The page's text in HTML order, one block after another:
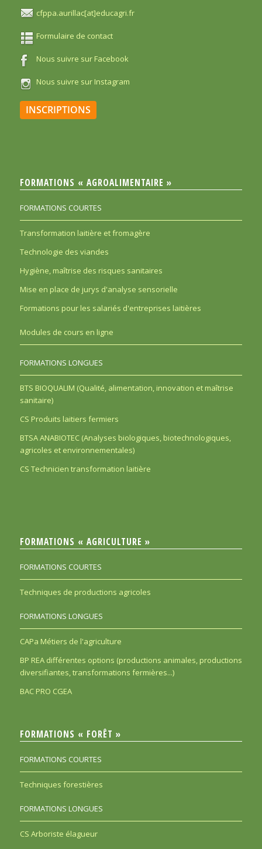
cfppa.aurillac[at]educagri.fr
Formulaire de contact
Nous suivre sur Facebook
Nous suivre sur Instagram
INSCRIPTIONS
FORMATIONS « AGROALIMENTAIRE »
FORMATIONS COURTES
Transformation laitière et fromagère
Technologie des viandes
Hygiène, maîtrise des risques sanitaires
Mise en place de jurys d'analyse sensorielle
Formations pour les salariés d'entreprises laitières
Modules de cours en ligne
FORMATIONS LONGUES
BTS BIOQUALIM (Qualité, alimentation, innovation et maîtrise
sanitaire)
CS Produits laitiers fermiers
BTSA ANABIOTEC (Analyses biologiques, biotechnologiques,
agricoles et environnementales)
CS Technicien transformation laitière
FORMATIONS « AGRICULTURE »
FORMATIONS COURTES
Techniques de productions agricoles
FORMATIONS LONGUES
CAPa Métiers de l'agriculture
BP REA différentes options (productions animales, productions
diversifiantes, transformations fermières...)
BAC PRO CGEA
FORMATIONS « FORÊT »
FORMATIONS COURTES
Techniques forestières
FORMATIONS LONGUES
CS Arboriste élagueur